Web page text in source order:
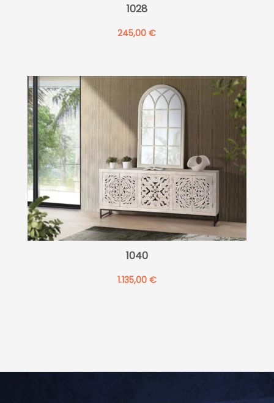
1028
245,00€
1040
1.135,00 €